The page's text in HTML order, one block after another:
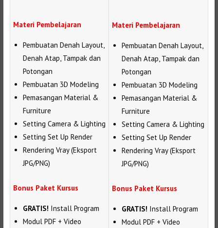
Materi Pembelajaran
Pembuatan Denah Layout,
Denah Atap, Tampak dan
Potongan
Pembuatan 3D Modeling
Pemasangan Material &
Furniture
Setting Camera & Lighting
Setting Set Up Render
Rendering Vray (Eksport
JPG/PNG)
Bonus Paket Kursus
GRATIS! Install Program
Modul PDF + Video
Materi Pembelajaran
Pembuatan Denah Layout,
Denah Atap, Tampak dan
Potongan
Pembuatan 3D Modeling
Pemasangan Material &
Furniture
Setting Camera & Lighting
Setting Set Up Render
Rendering Vray (Eksport
JPG/PNG)
Bonus Paket Kursus
GRATIS! Install Program
Modul PDF + Video